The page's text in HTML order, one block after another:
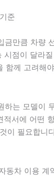
준
금만큼 차량
시점이 달라
함께 고려
하는 모델이
적서에 어떤
이 필요합니
차 이용 계